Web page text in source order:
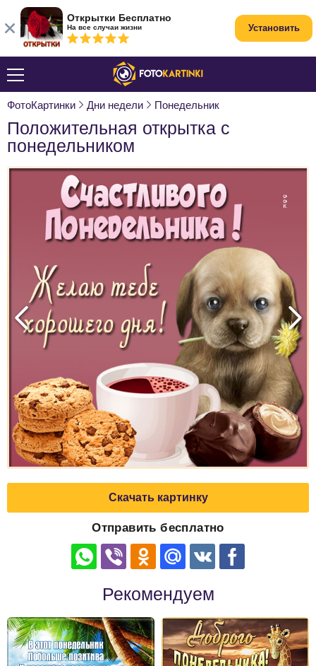
ФотоКартинки Дни недели Понедельник
Положительная открытка с
понедельником
Скачать картинку
Отправить бесплатно
Рекомендуем
Открытки Бесплатно
На все случаи жизни Установить